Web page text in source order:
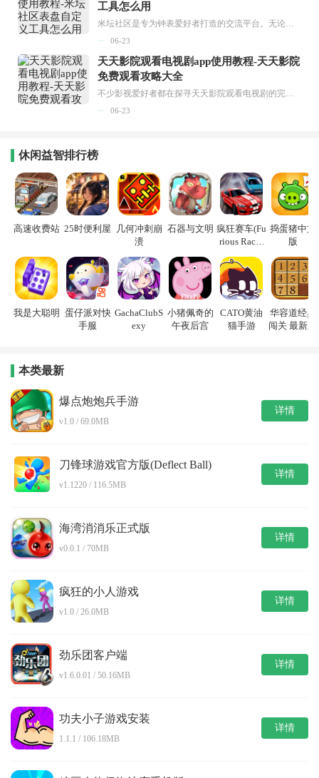
工具怎么用
米坛社区是专为钟表爱好者打造的交流平台。无论你是初涉钟表领域的普通爱好者，还是拥有多年收藏经验的资深玩家，都能在此找到属于自己的天地。 无需注册，就能轻松参与其中。通过专业的讨论论坛与丰富的交互功能，你可与世界各地的钟表爱好者畅快交流。若你钟情于钟表，米坛社区无疑是值得一试的理想之选。在这里，你能获取最新的手表资讯，交流见解，提升鉴赏品味，让每一块手表都成为收藏故事中重要的一部分。感兴趣的朋友，不要错过下载机会。...
06-23
天天影院观看电视剧app使用教程-天天影院
免费观看攻略大全
不少影视爱好者都在探寻天天影院观看电视剧的完整方法，结合最新平台使用规则，本篇新手入门攻略全面讲解观看渠道、检索流程、播放设置以及画面模式调整等实用内容。全文适配手机、电脑等主流设备，步骤简洁易懂，无论是初次使用的新手，还是想要优化观影体验的用户，都能参照内容快速上手，熟练掌握平台各项操作技巧，轻松畅享影视内容。...
06-23
休闲益智排行榜
高速收费站 25时便利屋
几何冲刺崩
溃
石器与文明 疯狂赛车(Fu
rious Racin
g)
捣蛋猪中文
版
我是大聪明 蛋仔派对快
手服
GachaClubS
exy
小猪佩奇的
午夜后宫
CATO黄油
猫手游
华容道经典
闯关 最新版
本类最新
爆点炮炮兵手游
v1.0 / 69.0MB
详情
刀锋球游戏官方版(Deflect Ball)
v1.1220 / 116.5MB
详情
海湾消消乐正式版
v0.0.1 / 70MB
详情
疯狂的小人游戏
v1.0 / 26.0MB
详情
劲乐团客户端
v1.6.0.01 / 50.16MB
详情
功夫小子游戏安装
1.1.1 / 106.18MB
详情